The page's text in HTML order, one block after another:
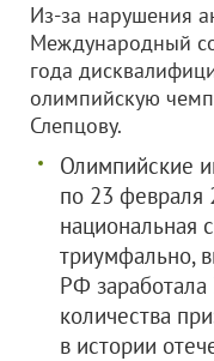
Из-за нарушения
Международный
года
олимпийскую
Слепцову.
Олимпийские
по 23 февраля
национальная
триумфально,
РФ
количества
в истории